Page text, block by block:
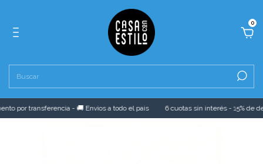
0
por transferencia - 🚚 Envios a todo el pais 6 cuotas sin interés - 15% de